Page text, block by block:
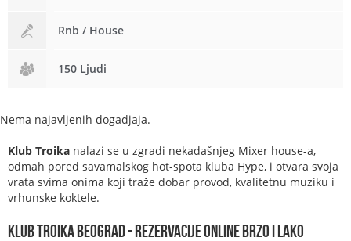
Rnb / House
150 Ljudi
Nema najavljenih dogadjaja.
Klub Troika nalazi se u zgradi nekadašnjeg Mixer house-a,
odmah pored savamalskog hot-spota kluba Hype, i otvara svoja
vrata svima onima koji traže dobar provod, kvalitetnu muziku i
vrhunske koktele.
Klub Troika Beograd - rezervacije online brzo i lako